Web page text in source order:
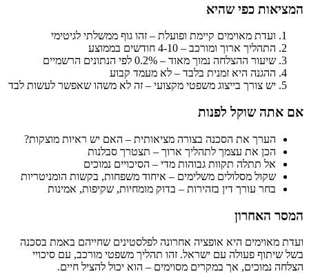
המציאות כפי שהיא
ועדת מאוימים קיימת ופועלת – זהו גוף ממשלתי לגיטימי
התהליך ארוך ומורכב – 4-10 חודשים בממוצע
שיעור ההצלחה נמוך מאוד – 0.2% לפי הנתונים הרשמיים
ההגנה היא זמנית בלבד – לא מעמד קבוע
יש צורך בייצוג משפטי מקצועי – זה לא משהו שאפשר לעשות לבד
אם אתה שוקל לפנות
הערך את הסכנה בצורה מציאותית – האם יש ראיות מוצקות?
הכן את עצמך לתהליך ארוך – תצטרך סבלנות
אל תתלה תקוות גבוהות מדי – הסיכויים נמוכים
שקול מסלולים משלימים – איחוד משפחות, בקשות הומניטריות
בחר עורך דין בזהירות – בדוק מומחיות, שקיפות, אמינות
המסר האחרון
ועדת מאוימים היא אופציה אחרונה לפלסטינים שחייהם באמת בסכנה
בשל שיתוף פעולה עם ישראל. זהו תהליך משפטי מורכב, עם סיכויי
הצלחה נמוכים, אך במקרים מסוימים – הוא יכול להציל חיים.